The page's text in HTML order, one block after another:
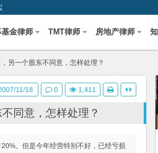
一
金律师 TMT律师 房地产律师
另一个股东不同意，怎样处理？
同意，怎样处理？
。但是今年经营特别不好，已经亏损
11/18 0 1,411